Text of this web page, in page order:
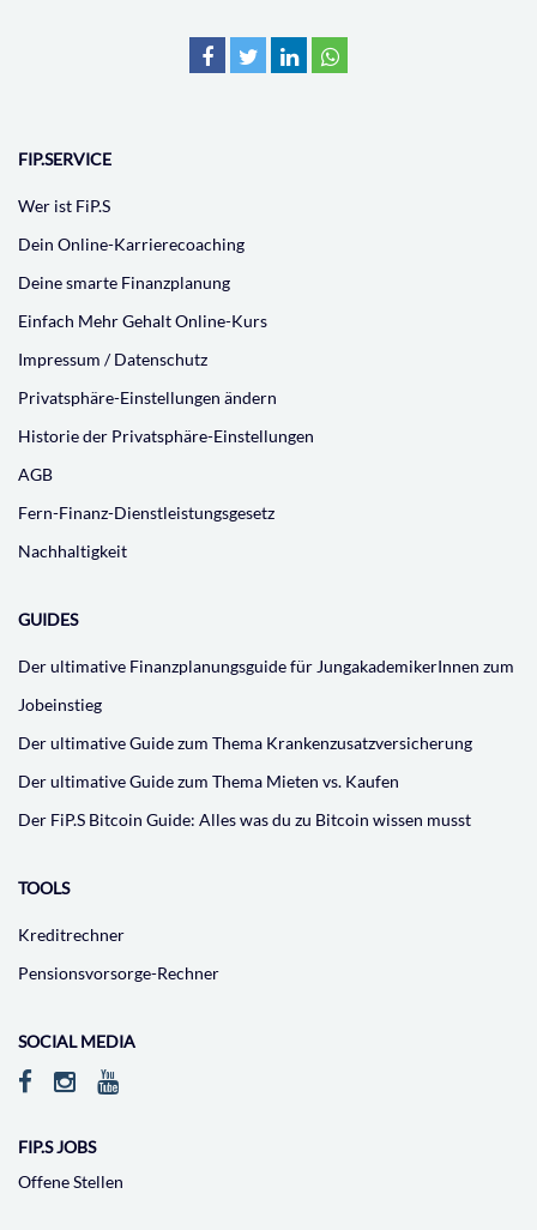
FIP.SERVICE
Wer ist FiP.S
Dein Online-Karrierecoaching
Deine smarte Finanzplanung
Einfach Mehr Gehalt Online-Kurs
Impressum / Datenschutz
Privatsphäre-Einstellungen ändern
Historie der Privatsphäre-Einstellungen
AGB
Fern-Finanz-Dienstleistungsgesetz
Nachhaltigkeit
GUIDES
Der ultimative Finanzplanungsguide für JungakademikerInnen zum
Jobeinstieg
Der ultimative Guide zum Thema Krankenzusatzversicherung
Der ultimative Guide zum Thema Mieten vs. Kaufen
Der FiP.S Bitcoin Guide: Alles was du zu Bitcoin wissen musst
TOOLS
Kreditrechner
Pensionsvorsorge-Rechner
SOCIAL MEDIA
FIP.S JOBS
Offene Stellen